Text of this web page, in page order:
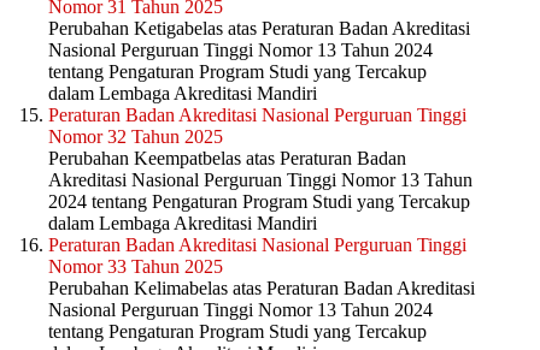
Nomor 31 Tahun 2025
Perubahan Ketigabelas atas Peraturan Badan Akreditasi
Nasional Perguruan Tinggi Nomor 13 Tahun 2024
tentang Pengaturan Program Studi yang Tercakup
dalam Lembaga Akreditasi Mandiri
Peraturan Badan Akreditasi Nasional Perguruan Tinggi
Nomor 32 Tahun 2025
Perubahan Keempatbelas atas Peraturan Badan
Akreditasi Nasional Perguruan Tinggi Nomor 13 Tahun
2024 tentang Pengaturan Program Studi yang Tercakup
dalam Lembaga Akreditasi Mandiri
Peraturan Badan Akreditasi Nasional Perguruan Tinggi
Nomor 33 Tahun 2025
Perubahan Kelimabelas atas Peraturan Badan Akreditasi
Nasional Perguruan Tinggi Nomor 13 Tahun 2024
tentang Pengaturan Program Studi yang Tercakup